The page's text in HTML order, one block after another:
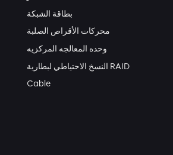
بطاقة الشبكة
محركات الأقراص الصلبة
وحده المعالجه المركزيه
النسخ الاحتياطي لبطارية RAID
Cable